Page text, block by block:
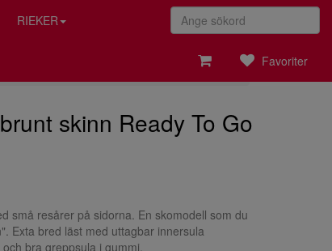
RIEKER
Favoriter
skinn Ready To Go
små resårer på sidorna. En skomodell som du
Exta bred läst med uttagbar innersula
bra greppsula i gummi.